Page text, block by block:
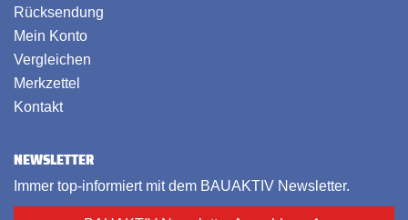
Rücksendung
Mein Konto
Vergleichen
Merkzettel
Kontakt
NEWSLETTER
Immer top-informiert mit dem BAUAKTIV Newsletter.